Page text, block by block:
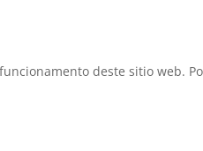
deste sitio web.